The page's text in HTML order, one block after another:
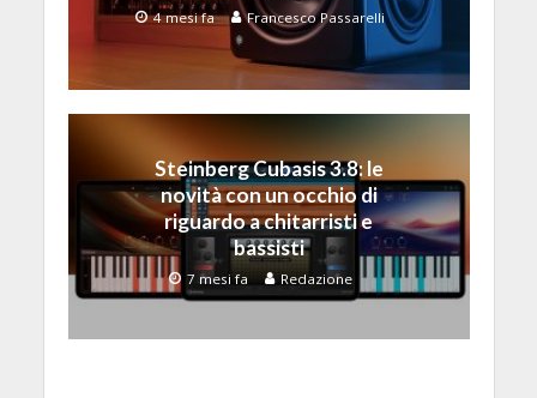
4 mesi fa Francesco Passarelli
Steinberg Cubasis 3.8: le
novità con un occhio di
riguardo a chitarristi e
bassisti
7 mesi fa Redazione